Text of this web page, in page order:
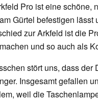
Pro ist eine schöne,
Gürtel befestigen
zur Arkfeld ist die
und so auch als
stört uns, dass
Insgesamt gefallen
weil die